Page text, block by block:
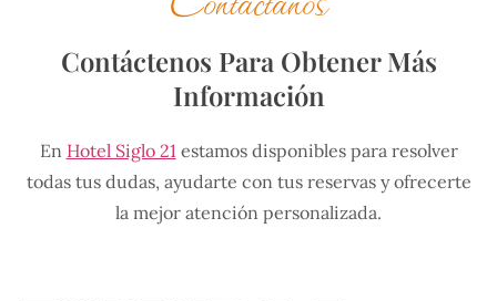
Contáctenos Para Obtener Más
Información
En Hotel Siglo 21estamos disponibles para resolver
todas tus dudas, ayudarte con tus reservas y ofrecerte
la mejor atención personalizada.